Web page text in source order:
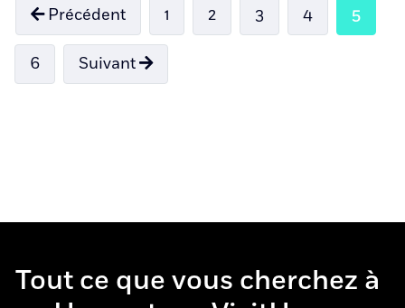
Précédent 1 2 3 4 5
6 Suivant
Tout ce que vous cherchez à